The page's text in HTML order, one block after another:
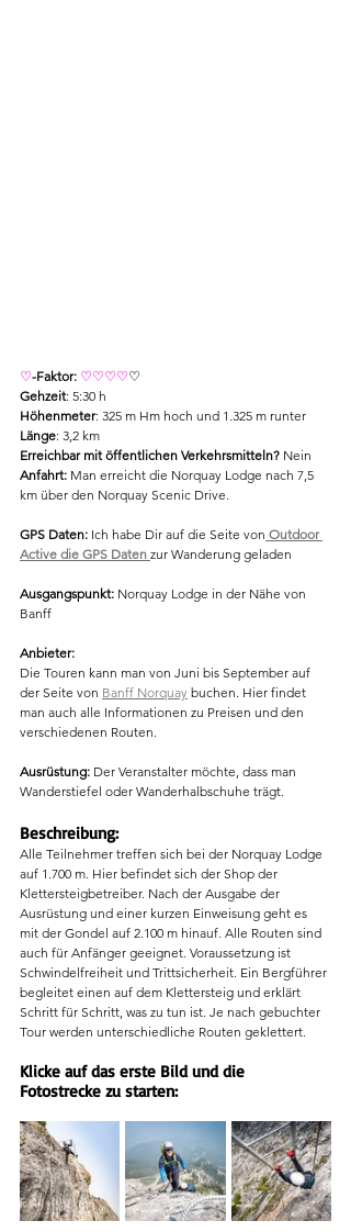
♡-Faktor: ♡♡♡♡♡
Gehzeit: 5:30 h
Höhenmeter: 325 m Hm hoch und 1.325 m runter
Länge: 3,2 km
Erreichbar mit öffentlichen Verkehrsmitteln? Nein
Anfahrt: Man erreicht die Norquay Lodge nach 7,5
km über den Norquay Scenic Drive.
GPS Daten: Ich habe Dir auf die Seite von Outdoor
Active die GPS Daten zur Wanderung geladen
Ausgangspunkt: Norquay Lodge in der Nähe von
Banff
Anbieter:
Die Touren kann man von Juni bis September auf
der Seite von Banff Norquay buchen. Hier findet
man auch alle Informationen zu Preisen und den
verschiedenen Routen.
Ausrüstung: Der Veranstalter möchte, dass man
Wanderstiefel oder Wanderhalbschuhe trägt.
Beschreibung:
Alle Teilnehmer treffen sich bei der Norquay Lodge
auf 1.700 m. Hier befindet sich der Shop der
Klettersteigbetreiber. Nach der Ausgabe der
Ausrüstung und einer kurzen Einweisung geht es
mit der Gondel auf 2.100 m hinauf. Alle Routen sind
auch für Anfänger geeignet. Voraussetzung ist
Schwindelfreiheit und Trittsicherheit. Ein Bergführer
begleitet einen auf dem Klettersteig und erklärt
Schritt für Schritt, was zu tun ist. Je nach gebuchter
Tour werden unterschiedliche Routen geklettert.
Klicke auf das erste Bild und die
Fotostrecke zu starten: